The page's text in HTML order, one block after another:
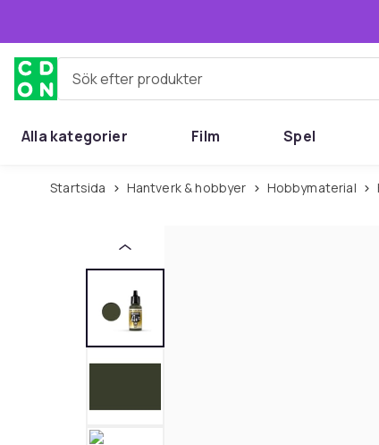
Sök efter produkter
Alla kategorier Film Spel
Startsida Hantverk & hobbyer Hobbymaterial